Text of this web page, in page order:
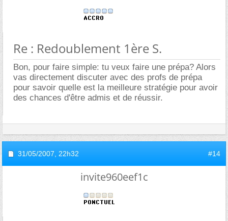
Re : Redoublement 1ère S.
Bon, pour faire simple: tu veux faire une prépa? Alors
vas directement discuter avec des profs de prépa
pour savoir quelle est la meilleure stratégie pour avoir
des chances d'être admis et de réussir.
31/05/2007, 22h32 #14
invite960eef1c